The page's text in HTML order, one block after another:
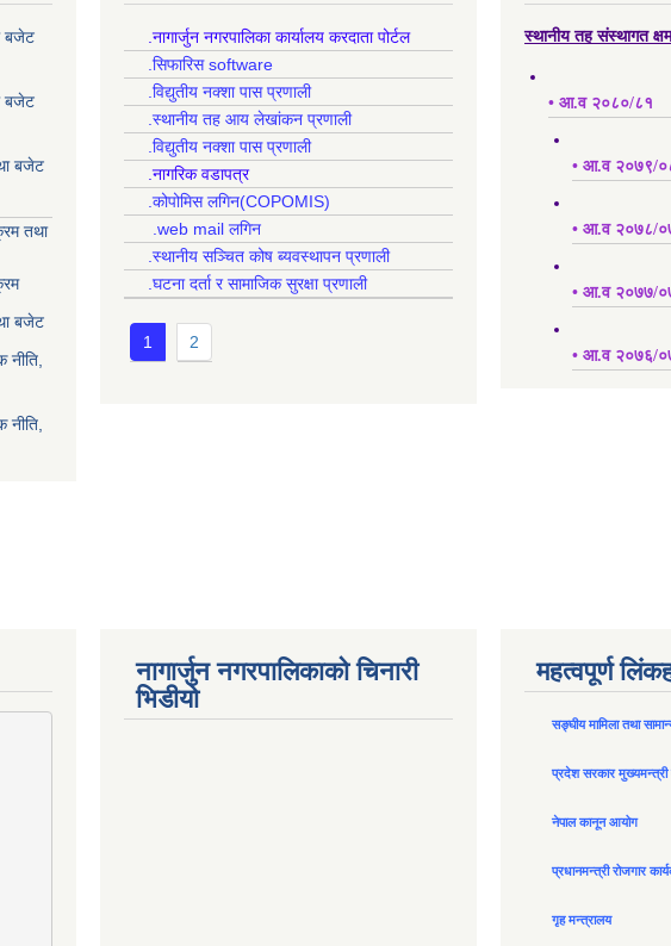
बजेट
बजेट
बजेट
तथा
बजेट
नीति,
नीति,
.नागार्जुन नगरपालिका कार्यालय करदाता पोर्टल
.सिफारिस software
.विद्युतीय नक्शा पास प्रणाली
.स्थानीय तह आय लेखांकन प्रणाली
.विद्युतीय नक्शा पास प्रणाली
.नागरिक वडापत्र
.कोपोमिस लगिन(COPOMIS)
.web mail लगिन
.स्थानीय सञ्चित कोष ब्यवस्थापन प्रणाली
.घटना दर्ता र सामाजिक सुरक्षा प्रणाली
1 2
स्थानीय तह संस्थागत
• आ.व २०८०/८१
• आ.व २०७९/
• आ.व २०७८/
• आ.व २०७७/
• आ.व २०७६/
नागार्जुन नगरपालिकाको चिनारी
भिडीयो
महत्वपूर्ण
सङ्घीय मामिला तथा
प्रदेश सरकार मुख्यमन्त्री
नेपाल कानून आयोग
प्रधानमन्त्री रोजगार
गृह मन्त्रालय